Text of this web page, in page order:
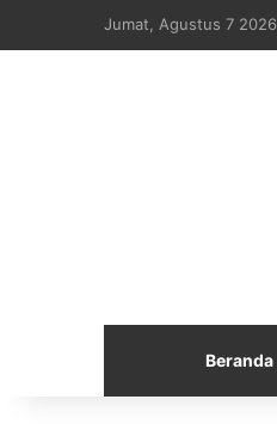
Jumat, Agustus 7 2026
Beranda